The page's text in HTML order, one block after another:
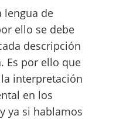
lengua de
ello se debe
descripción
Es por ello que
interpretación
en los
ya si hablamos